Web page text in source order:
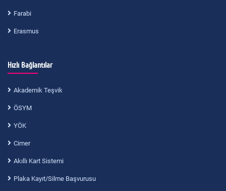
Farabi
Erasmus
Hızlı Bağlantılar
Akademik Teşvik
ÖSYM
YÖK
Cimer
Akıllı Kart Sistemi
Plaka Kayıt/Silme Başvurusu